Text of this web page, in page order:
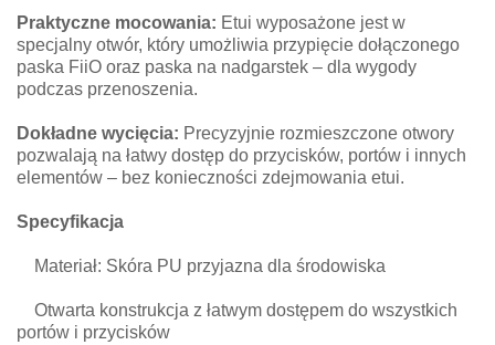
Praktyczne mocowania: Etui wyposażone jest w
specjalny otwór, który umożliwia przypięcie dołączonego
paska FiiO oraz paska na nadgarstek – dla wygody
podczas przenoszenia.
Dokładne wycięcia: Precyzyjnie rozmieszczone otwory
pozwalają na łatwy dostęp do przycisków, portów i innych
elementów – bez konieczności zdejmowania etui.
Specyfikacja
Materiał: Skóra PU przyjazna dla środowiska
Otwarta konstrukcja z łatwym dostępem do wszystkich
portów i przycisków